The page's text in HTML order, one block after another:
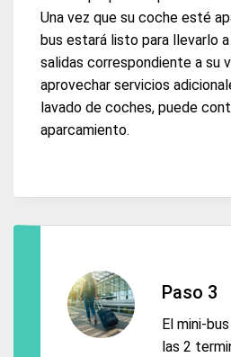
Una vez que su coche esté
bus estará listo para llevarlo
salidas correspondiente a su
aprovechar servicios
lavado de coches, puede
aparcamiento.
Paso 3
El mini-
las 2